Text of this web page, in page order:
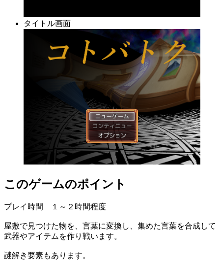
タイトル画面
このゲームのポイント
プレイ時間 １～２時間程度
屋敷で見つけた物を、言葉に変換し、集めた言葉を合成して
武器やアイテムを作り戦います。
謎解き要素もあります。